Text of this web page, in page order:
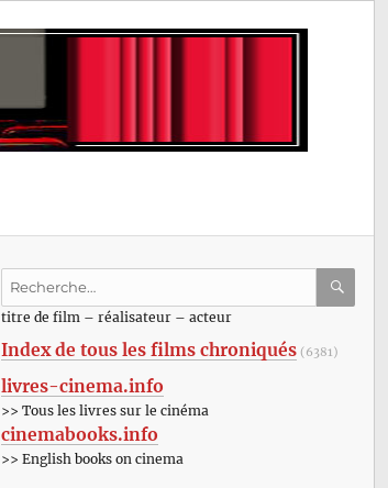
Recherche
:titre de film – réalisateur – acteur
Index de tous les films chroniqués (6381)
livres-cinema.info
>> Tous les livres sur le cinéma
cinemabooks.info
>> English books on cinema